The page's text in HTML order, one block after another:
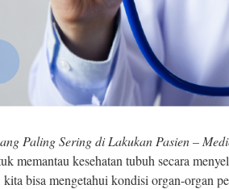
Paling Sering di Lakukan Pasien –
memantau kesehatan tubuh secara
bisa mengetahui kondisi organ-organ